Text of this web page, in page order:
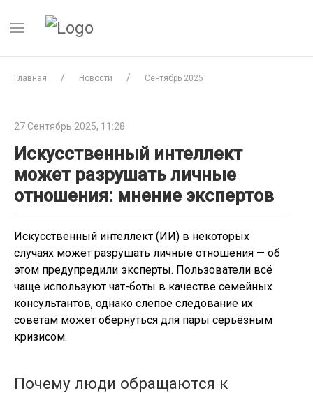
Главная Новости Сентябрь 2025
27 Сентябрь 2025, 11:28
Искусственный интеллект
может разрушать личные
отношения: мнение экспертов
Искусственный интеллект (ИИ) в некоторых
случаях может разрушать личные отношения — об
этом предупредили эксперты. Пользователи всё
чаще используют чат-боты в качестве семейных
консультантов, однако слепое следование их
советам может обернуться для пары серьёзным
кризисом.
Почему люди обращаются к